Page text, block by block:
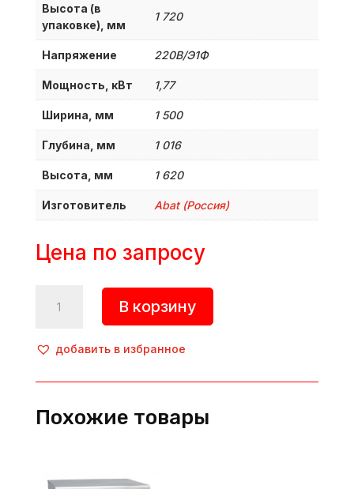
Высота (в
упаковке), мм
1 720
Напряжение 220В/Э1Ф
Мощность, кВт 1,77
Ширина, мм 1 500
Глубина, мм 1 016
Высота, мм 1 620
Изготовитель Abat (Россия)
Цена по запросу
товара
витрина
ПВТ-70Х-01,
(Россия)
В корзину
добавить в избранное
Похожие товары